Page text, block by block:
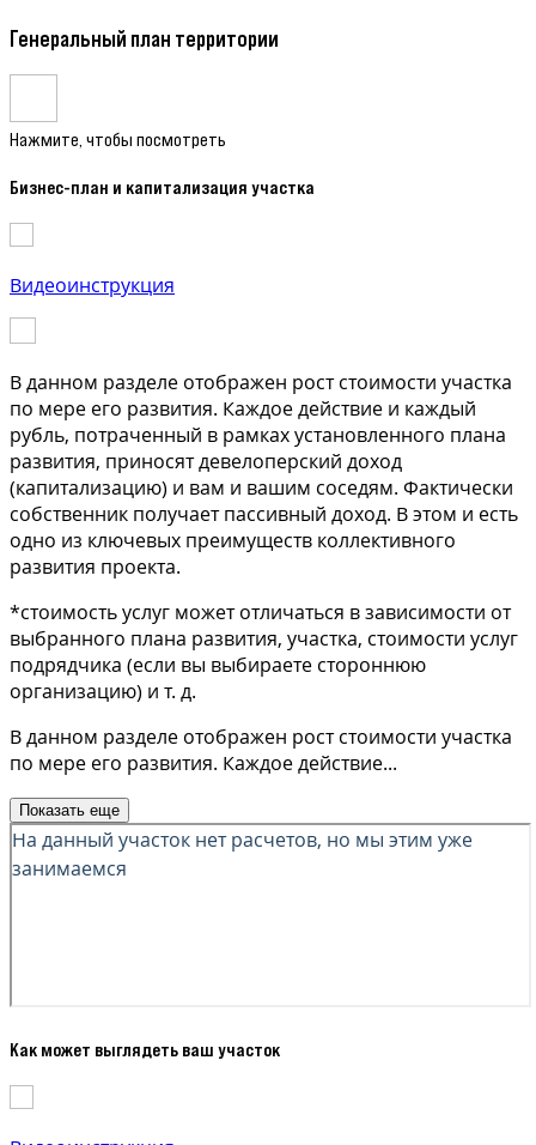
Генеральный план территории
Нажмите, чтобы посмотреть
Бизнес-план и капитализация участка
Видеоинструкция
В данном разделе отображен рост стоимости участка
по мере его развития. Каждое действие и каждый
рубль, потраченный в рамках установленного плана
развития, приносят девелоперский доход
(капитализацию) и вам и вашим соседям. Фактически
собственник получает пассивный доход. В этом и есть
одно из ключевых преимуществ коллективного
развития проекта.
*стоимость услуг может отличаться в зависимости от
выбранного плана развития, участка, стоимости услуг
подрядчика (если вы выбираете стороннюю
организацию) и т. д.
В данном разделе отображен рост стоимости участка
по мере его развития. Каждое действие...
Показать еще
Как может выглядеть ваш участок